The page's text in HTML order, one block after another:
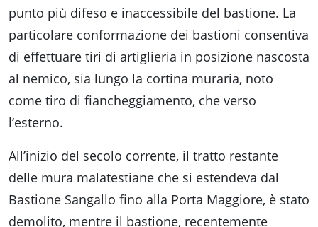
punto più difeso e inaccessibile del bastione. La
particolare conformazione dei bastioni consentiva
di effettuare tiri di artiglieria in posizione nascosta
al nemico, sia lungo la cortina muraria, noto
come tiro di fiancheggiamento, che verso
l’esterno.
All’inizio del secolo corrente, il tratto restante
delle mura malatestiane che si estendeva dal
Bastione Sangallo fino alla Porta Maggiore, è stato
demolito, mentre il bastione, recentemente